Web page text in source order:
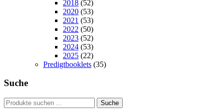
2018 (52)
2020 (53)
2021 (53)
2022 (50)
2023 (52)
2024 (53)
2025 (22)
Predigtbooklets (35)
Suche
Suchen
Suche